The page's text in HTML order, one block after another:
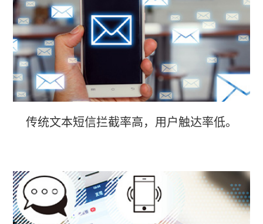
传统文本短信拦截率高，用户触达率低。